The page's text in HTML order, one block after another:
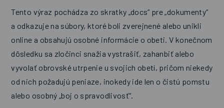
Tento výraz pochádza zo skratky „docs“ pre „dokumenty“
a odkazuje na súbory, ktoré boli zverejnené alebo unikli
online a obsahujú osobné informácie o obeti. V konečnom
dôsledku sa zločinci snažia vystrašiť, zahanbiť alebo
vyvolať obrovské utrpenie u svojich obetí, pričom niekedy
od nich požadujú peniaze, inokedy ide len o čistú pomstu
alebo osobný „boj o spravodlivosť“.